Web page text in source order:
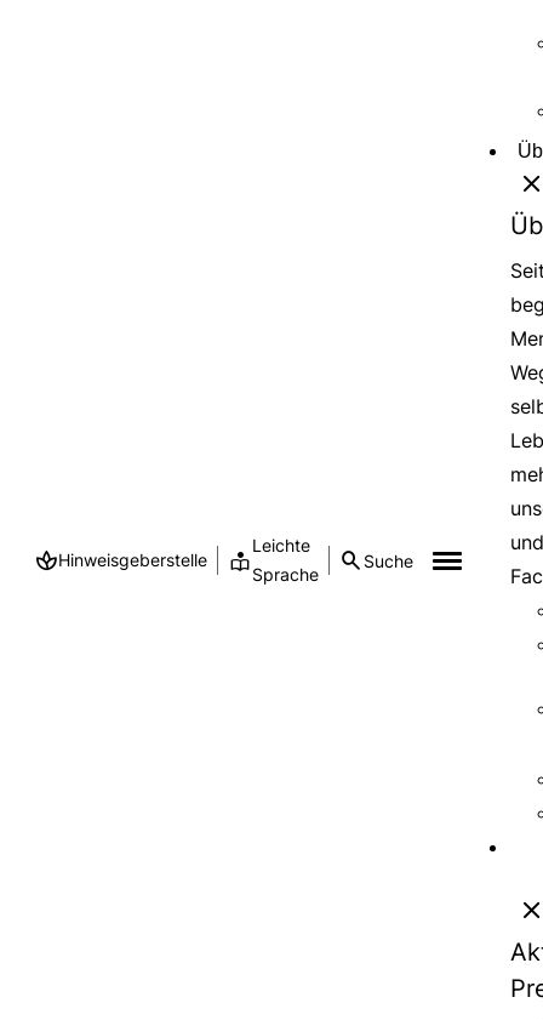
Hinweisgeberstelle
Leichte
Sprache
Suche